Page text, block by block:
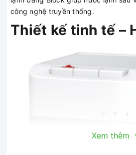
công nghệ truyền thống.
Thiết kế tinh tế –
Xem thêm